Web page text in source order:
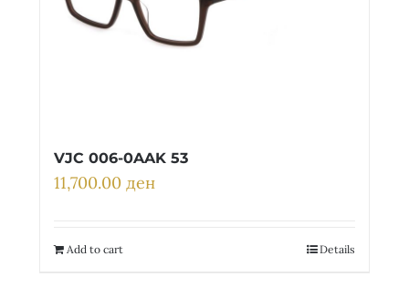
VJC 006-0AAK 53
11,700.00 ден
Add to cart Details